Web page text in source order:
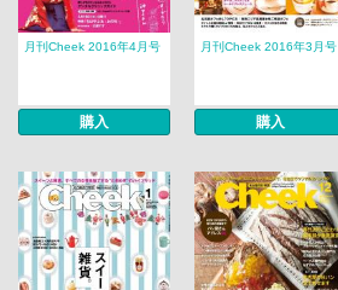
月刊Cheek 2016年4月号
購入
月刊Cheek 2016年3月号
購入